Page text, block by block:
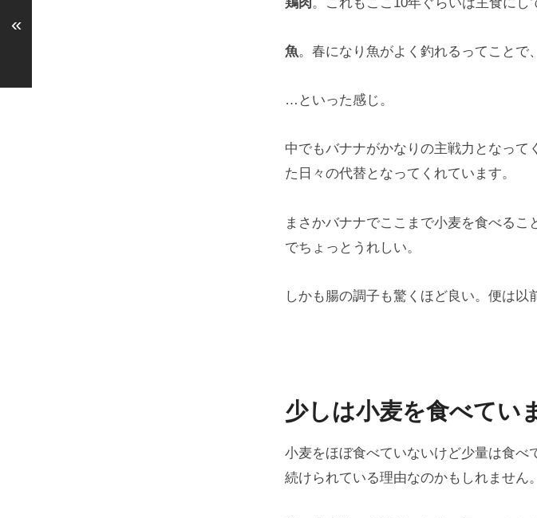
魚。春になり魚がよく釣れるってことで
…といった感じ。
中でもバナナがかなりの主戦力となっ
た日々の代替となってくれています。
まさかバナナでここまで小麦を食べる
でちょっとうれしい。
しかも腸の調子も驚くほど良い。便は以
少しは小麦を食べてい
小麦をほぼ食べていないけど少量は食べ
続けられている理由なのかもしれません。
«